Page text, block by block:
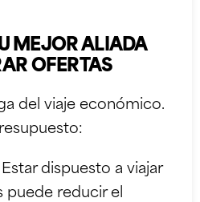
MEJOR ALIADA
OFERTAS
del viaje económico.
Estar dispuesto a viajar
puede reducir el